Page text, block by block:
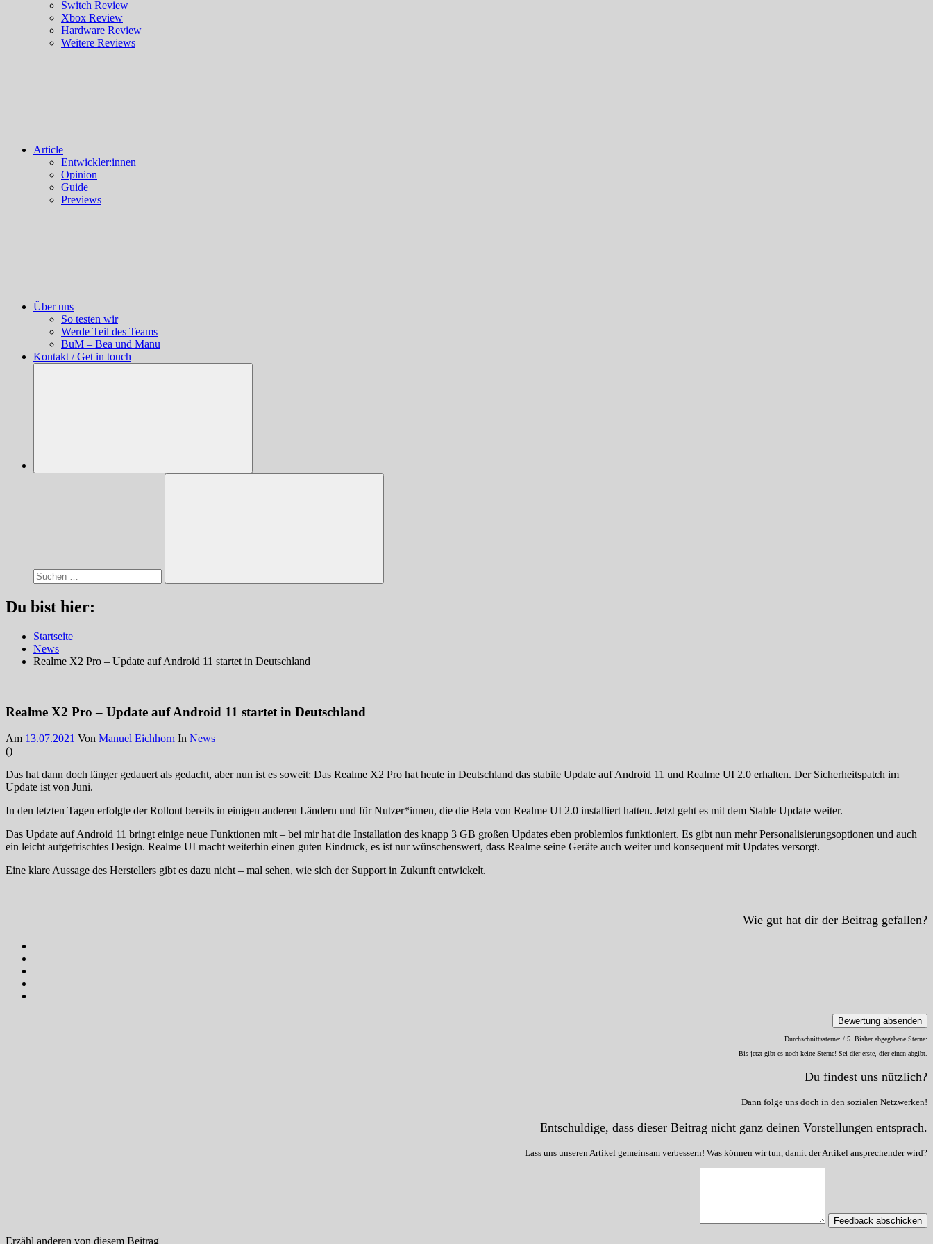
Switch Review
Xbox Review
Hardware Review
Weitere Reviews
Article
Entwickler:innen
Opinion
Guide
Previews
Über uns
So testen wir
Werde Teil des Teams
BuM – Bea und Manu
Kontakt / Get in touch
Suchen
Du bist hier:
Startseite
News
Realme X2 Pro – Update auf Android 11 startet in Deutschland
Realme X2 Pro – Update auf Android 11 startet in Deutschland
Am 13.07.2021 Von Manuel Eichhorn In News
()
Das hat dann doch länger gedauert als gedacht, aber nun ist es soweit: Das Realme X2 Pro hat heute in Deutschland das stabile Update auf Android 11 und Realme UI 2.0 erhalten. Der Sicherheitspatch im
Update ist von Juni.
In den letzten Tagen erfolgte der Rollout bereits in einigen anderen Ländern und für Nutzer*innen, die die Beta von Realme UI 2.0 installiert hatten. Jetzt geht es mit dem Stable Update weiter.
Das Update auf Android 11 bringt einige neue Funktionen mit – bei mir hat die Installation des knapp 3 GB großen Updates eben problemlos funktioniert. Es gibt nun mehr Personalisierungsoptionen und auch
ein leicht aufgefrischtes Design. Realme UI macht weiterhin einen guten Eindruck, es ist nur wünschenswert, dass Realme seine Geräte auch weiter und konsequent mit Updates versorgt.
Eine klare Aussage des Herstellers gibt es dazu nicht – mal sehen, wie sich der Support in Zukunft entwickelt.
Wie gut hat dir der Beitrag gefallen?
Bewertung absenden
Durchschnittssterne: / 5. Bisher abgegebene Sterne:
Bis jetzt gibt es noch keine Sterne! Sei dier erste, dier einen abgibt.
Du findest uns nützlich?
Dann folge uns doch in den sozialen Netzwerken!
Entschuldige, dass dieser Beitrag nicht ganz deinen Vorstellungen entsprach.
Lass uns unseren Artikel gemeinsam verbessern! Was können wir tun, damit der Artikel ansprechender wird?
Feedback abschicken
Erzähl anderen von diesem Beitrag